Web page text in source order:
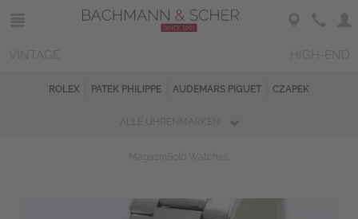
ROLEX PATEK PHILIPPE AUDEMARS PIGUET CZAPEK